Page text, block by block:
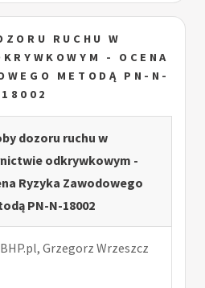
RUCHU W
- OCENA
METODĄ PN-N-
18002
dozoru ruchu w
odkrywkowym -
Ryzyka Zawodowego
PN-N-18002
Grzegorz Wrzeszcz